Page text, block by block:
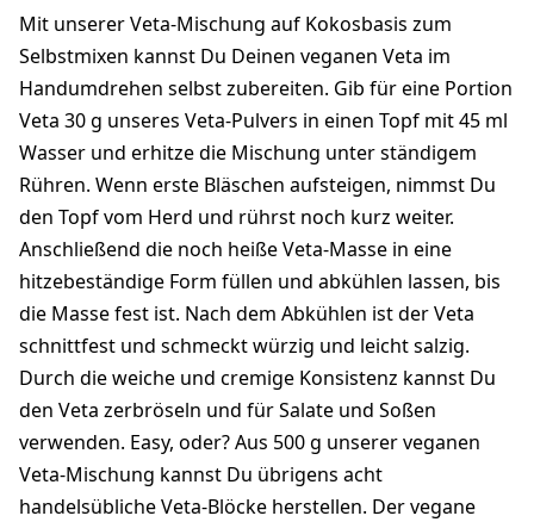
Mit unserer Veta-Mischung auf Kokosbasis zum
Selbstmixen kannst Du Deinen veganen Veta im
Handumdrehen selbst zubereiten. Gib für eine Portion
Veta 30 g unseres Veta-Pulvers in einen Topf mit 45 ml
Wasser und erhitze die Mischung unter ständigem
Rühren. Wenn erste Bläschen aufsteigen, nimmst Du
den Topf vom Herd und rührst noch kurz weiter.
Anschließend die noch heiße Veta-Masse in eine
hitzebeständige Form füllen und abkühlen lassen, bis
die Masse fest ist. Nach dem Abkühlen ist der Veta
schnittfest und schmeckt würzig und leicht salzig.
Durch die weiche und cremige Konsistenz kannst Du
den Veta zerbröseln und für Salate und Soßen
verwenden. Easy, oder? Aus 500 g unserer veganen
Veta-Mischung kannst Du übrigens acht
handelsübliche Veta-Blöcke herstellen. Der vegane